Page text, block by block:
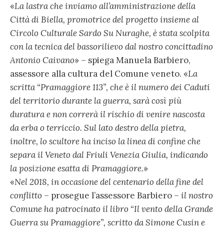
«La lastra che inviamo all’amministrazione della
Città di Biella, promotrice del progetto insieme al
Circolo Culturale Sardo Su Nuraghe­, è stata scolpita
con la tecnica del bassorilievo dal nostro concittadino
Antonio Caivano» – spiega Manuela Barbiero,
assessore alla cultura del Comune veneto. «La
scritta “Pramaggiore 113”, che è il numero dei Caduti
del territorio durante la guerra, sarà così più
duratura e non correrà il rischio di venire nascosta
da erba o terriccio. Sul lato destro della pietra,
inoltre, lo scultore ha inciso la linea di confine che
separa il Veneto dal Friuli Venezia Giulia, indicando
la posizione esatta di Pramaggiore.»
«Nel 2018, in occasione del centenario della fine del
conflitto – prosegue l’assessore Barbiero – il nostro
Comune ha patrocinato il libro “Il vento della Grande
Guerra su Pramaggiore”, scritto da Simone Cusin e